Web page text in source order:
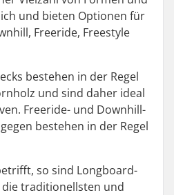
und bieten Optionen für
Freeride, Freestyle
bestehen in der Regel
und sind daher ideal
Freeride- und Downhill-
bestehen in der Regel
so sind Longboard-
die traditionellsten und